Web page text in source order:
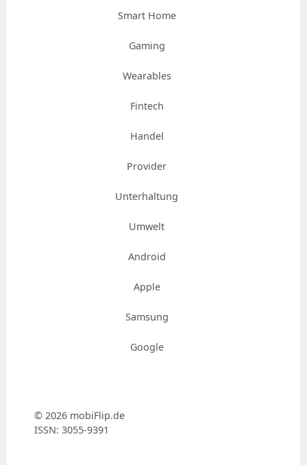
Smart Home
Gaming
Wearables
Fintech
Handel
Provider
Unterhaltung
Umwelt
Android
Apple
Samsung
Google
© 2026 mobiFlip.de
ISSN: 3055-9391